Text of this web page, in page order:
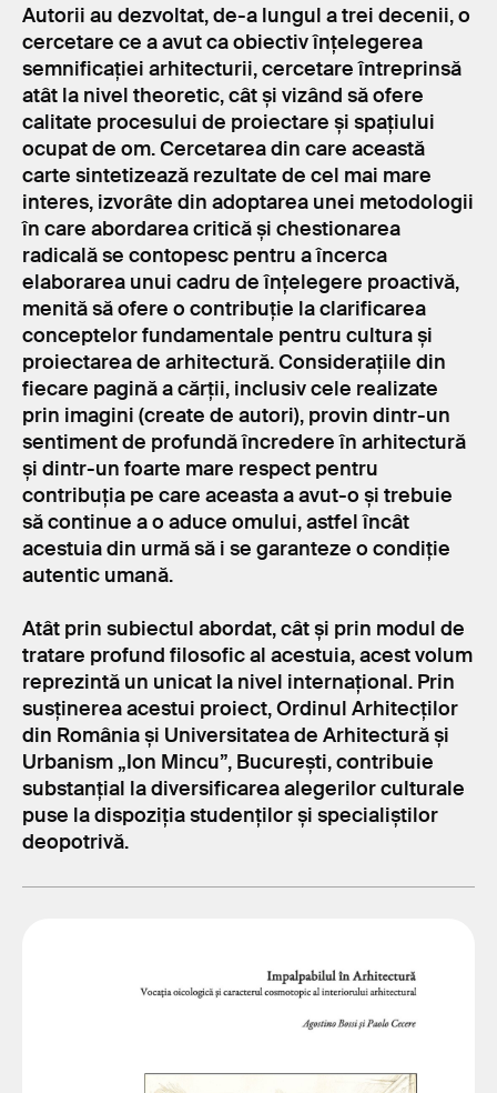
Autorii au dezvoltat, de-a lungul a trei decenii, o
cercetare ce a avut ca obiectiv înțelegerea
semnificației arhitecturii, cercetare întreprinsă
atât la nivel theoretic, cât și vizând să ofere
calitate procesului de proiectare și spațiului
ocupat de om. Cercetarea din care această
carte sintetizează rezultate de cel mai mare
interes, izvorâte din adoptarea unei metodologii
în care abordarea critică și chestionarea
radicală se contopesc pentru a încerca
elaborarea unui cadru de înțelegere proactivă,
menită să ofere o contribuție la clarificarea
conceptelor fundamentale pentru cultura și
proiectarea de arhitectură. Considerațiile din
fiecare pagină a cărții, inclusiv cele realizate
prin imagini (create de autori), provin dintr-un
sentiment de profundă încredere în arhitectură
și dintr-un foarte mare respect pentru
contribuția pe care aceasta a avut-o și trebuie
să continue a o aduce omului, astfel încât
acestuia din urmă să i se garanteze o condiţie
autentic umană.
Atât prin subiectul abordat, cât și prin modul de
tratare profund filosofic al acestuia, acest volum
reprezintă un unicat la nivel internațional. Prin
susținerea acestui proiect, Ordinul Arhitecților
din România și Universitatea de Arhitectură și
Urbanism „Ion Mincu”, București, contribuie
substanțial la diversificarea alegerilor culturale
puse la dispoziția studenților și specialiștilor
deopotrivă.